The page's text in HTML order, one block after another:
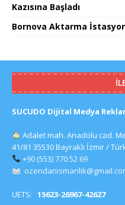
Kazısına Başladı
Bornova Aktarma
SUCUDO Dijital Medya
Adalet mah. Anadolu cad.
41/81 35530 Bayraklı İzmir /
+90 (553) 770 52 69
UETS: 15623-26967-42627